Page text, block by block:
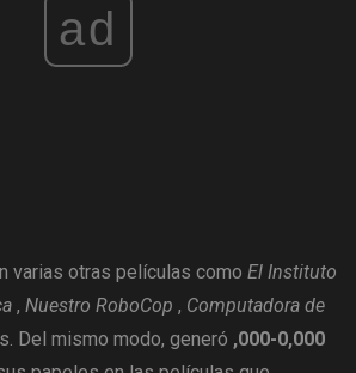
ad
varias otras películas como El Instituto
, Nuestro RoboCop , Computadora de
Del mismo modo, generó ,000-0,000